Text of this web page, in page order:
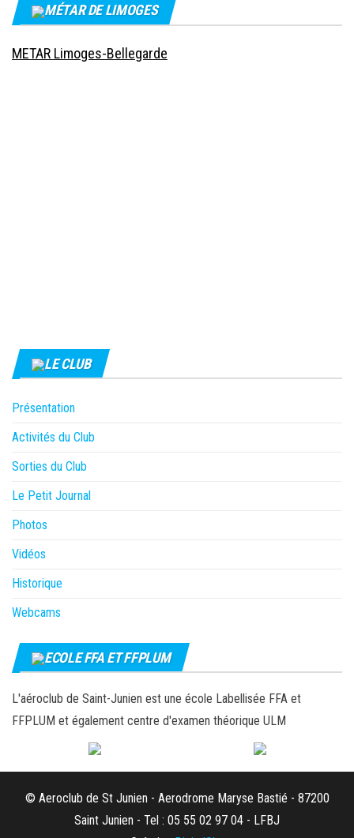
MÉTAR DE LIMOGES
METAR Limoges-Bellegarde
LE CLUB
Présentation
Activités du Club
Sorties du Club
Le Petit Journal
Photos
Vidéos
Historique
Webcams
ECOLE FFA ET FFPLUM
L'aéroclub de Saint-Junien est une école Labellisée FFA et
FFPLUM et également centre d'examen théorique ULM
© Aeroclub de St Junien - Aerodrome Maryse Bastié - 87200
Saint Junien - Tel : 05 55 02 97 04 - LFBJ